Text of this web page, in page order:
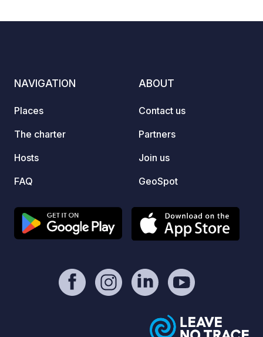
NAVIGATION
Places
The charter
Hosts
FAQ
ABOUT
Contact us
Partners
Join us
GeoSpot